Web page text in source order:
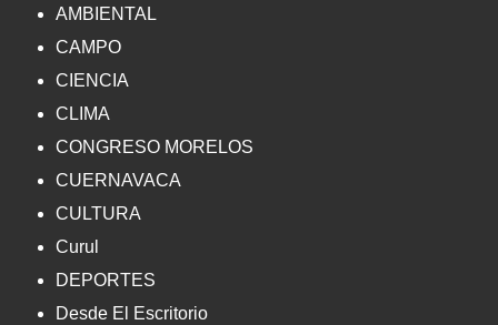
AMBIENTAL
CAMPO
CIENCIA
CLIMA
CONGRESO MORELOS
CUERNAVACA
CULTURA
Curul
DEPORTES
Desde El Escritorio